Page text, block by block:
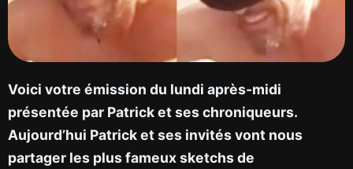
Voici votre émission du lundi après-midi
présentée par Patrick et ses chroniqueurs.
Aujourd’hui Patrick et ses invités vont nous
partager les plus fameux sketchs de